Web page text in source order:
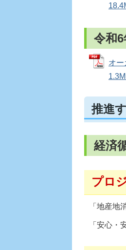
令和
オ
推進
経済
プロ
「地産地
「安心・